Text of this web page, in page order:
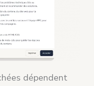
dépendent